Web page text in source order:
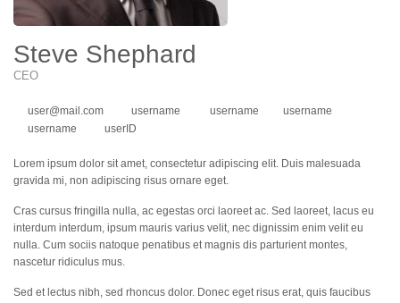
Steve Shephard
CEO
user@mail.com username username
username
username
userID
Lorem ipsum dolor sit amet, consectetur adipiscing elit. Duis malesuada
gravida mi, non adipiscing risus ornare eget.
Cras cursus fringilla nulla, ac egestas orci laoreet ac. Sed laoreet, lacus eu
interdum interdum, ipsum mauris varius velit, nec dignissim enim velit eu
nulla. Cum sociis natoque penatibus et magnis dis parturient montes,
nascetur ridiculus mus.
Sed et lectus nibh, sed rhoncus dolor. Donec eget risus erat, quis faucibus